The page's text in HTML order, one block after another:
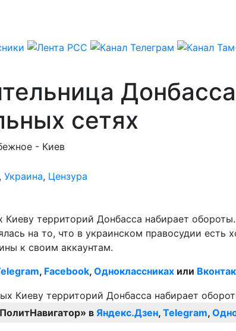
сетях
- Киев
, Украина, Цензура
территорий Донбасса набирает
на то, что в украинском правосудии
к своим аккаунтам.
, Facebook, Одноклассниках или
в Яндекс.Дзен, Telegram,